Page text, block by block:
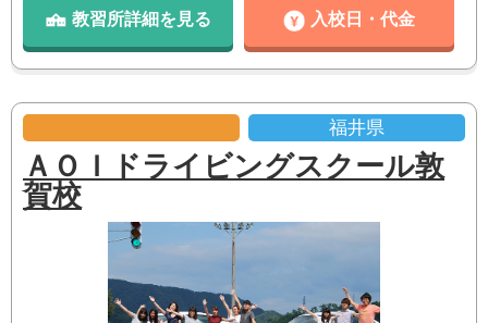
教習所詳細を見る 入校日・代金
福井県
ＡＯＩドライビングスクール敦
賀校